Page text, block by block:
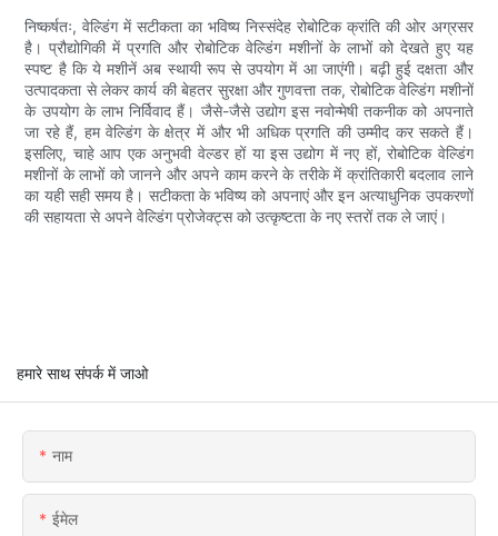
निष्कर्षतः, वेल्डिंग में सटीकता का भविष्य निस्संदेह रोबोटिक क्रांति की ओर अग्रसर
है। प्रौद्योगिकी में प्रगति और रोबोटिक वेल्डिंग मशीनों के लाभों को देखते हुए यह
स्पष्ट है कि ये मशीनें अब स्थायी रूप से उपयोग में आ जाएंगी। बढ़ी हुई दक्षता और
उत्पादकता से लेकर कार्य की बेहतर सुरक्षा और गुणवत्ता तक, रोबोटिक वेल्डिंग मशीनों
के उपयोग के लाभ निर्विवाद हैं। जैसे-जैसे उद्योग इस नवोन्मेषी तकनीक को अपनाते
जा रहे हैं, हम वेल्डिंग के क्षेत्र में और भी अधिक प्रगति की उम्मीद कर सकते हैं।
इसलिए, चाहे आप एक अनुभवी वेल्डर हों या इस उद्योग में नए हों, रोबोटिक वेल्डिंग
मशीनों के लाभों को जानने और अपने काम करने के तरीके में क्रांतिकारी बदलाव लाने
का यही सही समय है। सटीकता के भविष्य को अपनाएं और इन अत्याधुनिक उपकरणों
की सहायता से अपने वेल्डिंग प्रोजेक्ट्स को उत्कृष्टता के नए स्तरों तक ले जाएं।
हमारे साथ संपर्क में जाओ
नाम
ईमेल